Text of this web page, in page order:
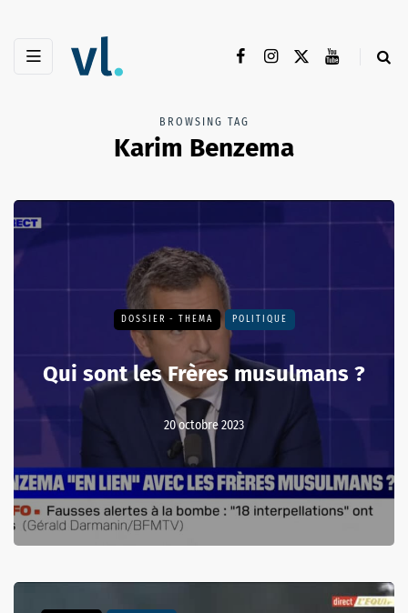
BROWSING TAG
Karim Benzema
DOSSIER - THEMA POLITIQUE
Qui sont les Frères musulmans ?
20 octobre 2023